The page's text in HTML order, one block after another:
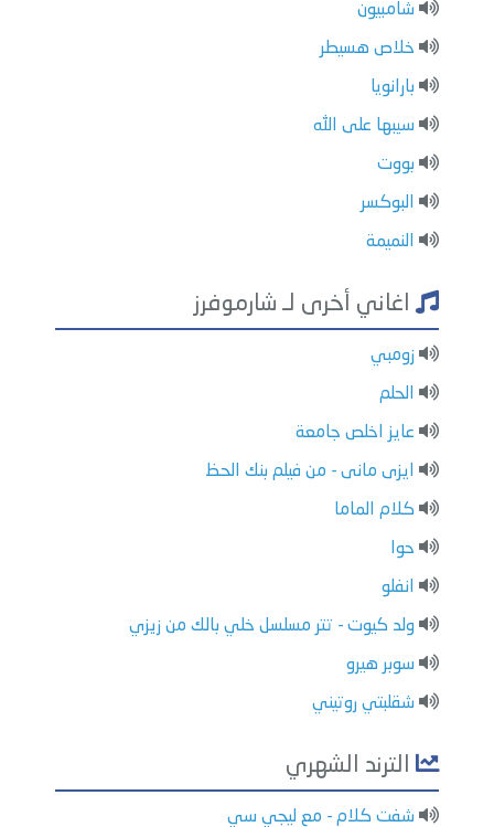
شامبيون
خلاص هسيطر
بارانويا
سيبها على الله
بووت
البوكسر
النميمة
اغاني أخرى لـ شارموفرز
زومبي
الحلم
عايز اخلص جامعة
ايزى مانى - من فيلم بنك الحظ
كلام الماما
حوا
انفلو
ولد كيوت - تتر مسلسل خلي بالك من زيزي
سوبر هيرو
شقلبتي روتيني
الترند الشهري
شفت كلام - مع ليجي سي